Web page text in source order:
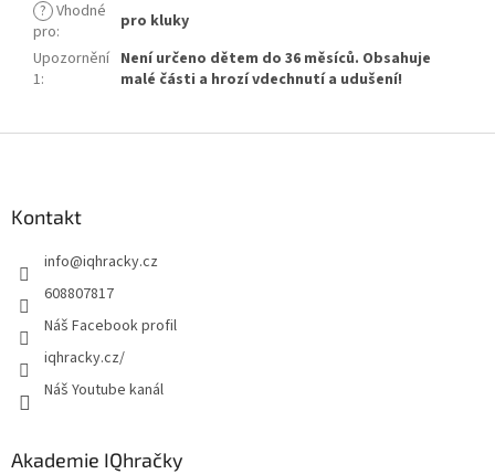
? Vhodné
pro:
pro kluky
Upozornění
1:
Není určeno dětem do 36 měsíců. Obsahuje
malé části a hrozí vdechnutí a udušení!
Kontakt
info@iqhracky.cz
608807817
Náš Facebook profil
iqhracky.cz/
Náš Youtube kanál
Akademie IQhračky